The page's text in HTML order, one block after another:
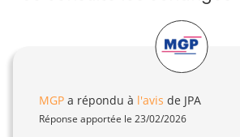
MGP a répondu à l'avis de JPA
Réponse apportée le 23/02/2026